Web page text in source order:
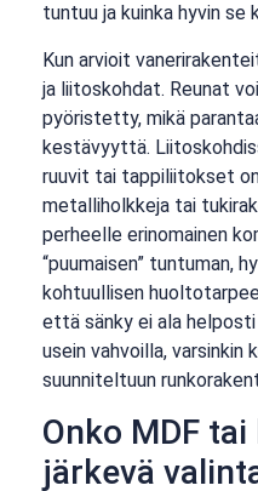
tuntuu ja kuinka hyvin se
Kun arvioit
ja liitoskohdat. Reunat
pyöristetty, mikä
kestävyyttä.
ruuvit tai tappiliitokset
metalliholkkeja tai
perheelle erinomainen
“puumaisen” tuntuman,
kohtuullisen
että sänky ei ala helposti
usein vahvoilla,
suunniteltuun
Onko MDF
järkevä